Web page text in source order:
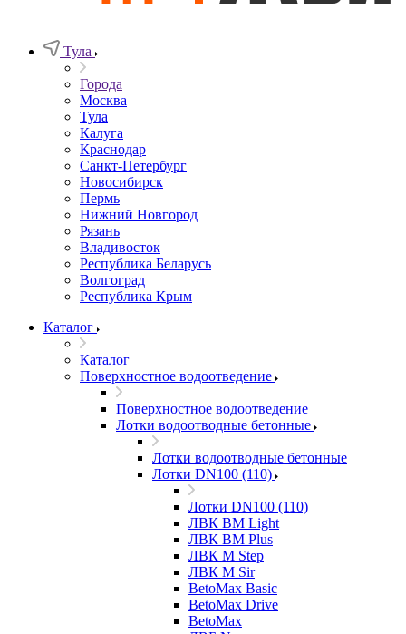
Тула
Города
Москва
Тула
Калуга
Краснодар
Санкт-Петербург
Новосибирск
Пермь
Нижний Новгород
Рязань
Владивосток
Республика Беларусь
Волгоград
Республика Крым
Каталог
Каталог
Поверхностное водоотведение
Поверхностное водоотведение
Лотки водоотводные бетонные
Лотки водоотводные бетонные
Лотки DN100 (110)
Лотки DN100 (110)
ЛВК ВМ Light
ЛВК ВМ Plus
ЛВК М Step
ЛВК М Sir
BetoMax Basic
BetoMax Drive
BetoMax